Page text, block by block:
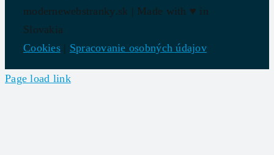
modernewebstranky.sk | Made with ♥ in
Slovakia
Cookies | Spracovanie osobných údajov
Page load link